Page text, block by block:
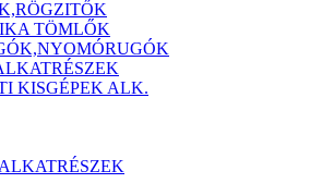
TÖMLŐK
KISGÉPEK ALK.